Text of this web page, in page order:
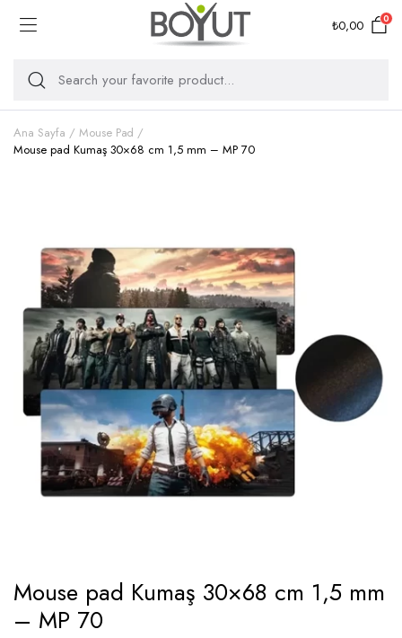
₺0,00 0
Ana Sayfa
Mouse Pad
Mouse pad Kumaş 30×68 cm 1,5 mm – MP 70
Mouse pad Kumaş 30×68 cm 1,5 mm
– MP 70